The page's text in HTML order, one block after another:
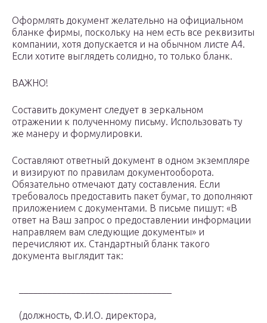
Оформлять документ желательно на официальном
бланке фирмы, поскольку на нем есть все реквизиты
компании, хотя допускается и на обычном листе А4.
Если хотите выглядеть солидно, то только бланк.
ВАЖНО!
Составить документ следует в зеркальном
отражении к полученному письму. Использовать ту
же манеру и формулировки.
Составляют ответный документ в одном экземпляре
и визируют по правилам документооборота.
Обязательно отмечают дату составления. Если
требовалось предоставить пакет бумаг, то дополняют
приложением с документами. В письме пишут: «В
ответ на Ваш запрос о предоставлении информации
направляем вам следующие документы» и
перечисляют их. Стандартный бланк такого
документа выглядит так:
(должность, Ф.И.О. директора,